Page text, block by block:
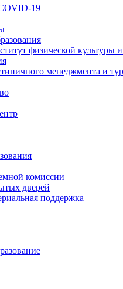
19
физической культуры
менеджмента и
комиссии
дверей
поддержка